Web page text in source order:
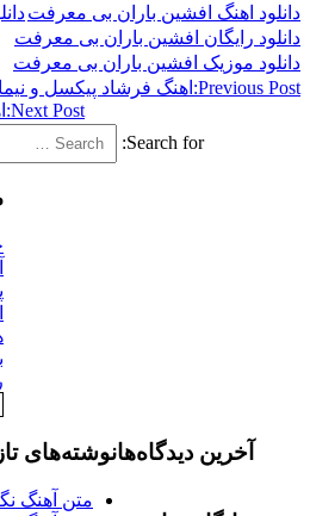
افشین باران بی معرفت دانلود اهنگ
افشین باران بی معرفت
افشین باران بی معرفت
اهنگ فرشاد پیکسل و نیما اهورا
Next Post: اهنگ
Search for:
خرید بک
پسورد نود
اوکلی
همیار نود 32
بهترین
نوشته‌های تازه
متن آهنگ نگار من
دیدگاه‌ها